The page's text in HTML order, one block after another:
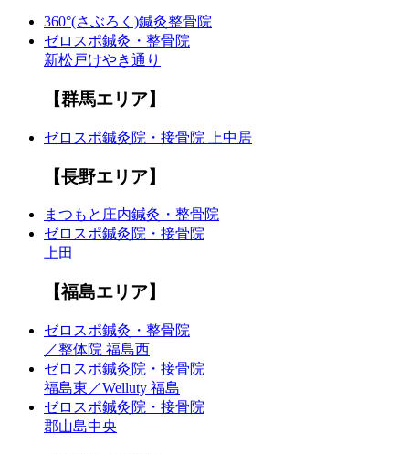
360°(さぶろく)鍼灸整骨院
ゼロスポ鍼灸・整骨院
新松戸けやき通り
【群馬エリア】
ゼロスポ鍼灸院・接骨院 上中居
【長野エリア】
まつもと庄内鍼灸・整骨院
ゼロスポ鍼灸院・接骨院
上田
【福島エリア】
ゼロスポ鍼灸・整骨院
／整体院 福島西
ゼロスポ鍼灸院・接骨院
福島東／Welluty 福島
ゼロスポ鍼灸院・接骨院
郡山島中央